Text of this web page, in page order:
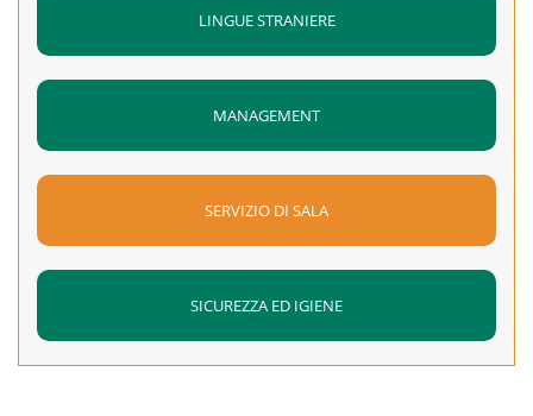
LINGUE STRANIERE
MANAGEMENT
SERVIZIO DI SALA
SICUREZZA ED IGIENE